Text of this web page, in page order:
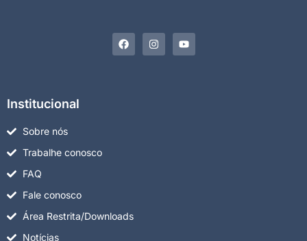
Institucional
Sobre nós
Trabalhe conosco
FAQ
Fale conosco
Área Restrita/Downloads
Notícias